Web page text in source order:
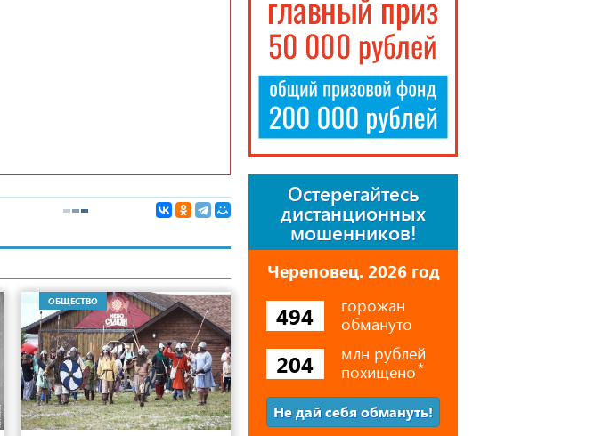
ОБЩЕСТВО
6
Остерегайтесь
дистанционных
мошенников!
Череповец. 2026 год
494
горожан
обмануто
204
млн рублей
похищено⃰
Не дай себя обмануть!